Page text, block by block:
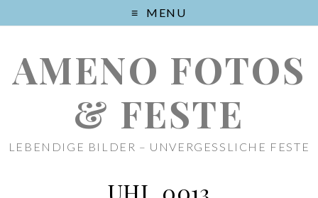
MENU
AMENO FOTOS
& FESTE
LEBENDIGE BILDER – UNVERGESSLICHE FESTE